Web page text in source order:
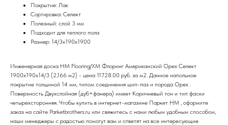
Покрытие: Лак
Сортировка: Селект
Полезный: слой 3 мм
Подходит для теплого пола
Размер: 14/3х190х1900
Инженерная доска HM Flooring/ХМ Флоринг Американский Орех Селект
1900х190х14/3 (2,166 м2) - цена 11728.00 руб. за м2. Данное напольное
покрытие толщиной 14 мм, типом соединения шип-паз и порода Орех .
Поверхность Двухслойная (дуб+фанера) имеет Коричневый тон и тип фаски
четырехсторонняя. Чтобы купить в интернет-магазине Паркет HM , оформите
заказ на сайте Parketbrothers.ru или свяжитесь с нами любым удобным способом,
наши менеджеры с радостью помогут вам и ответят на все интересующие